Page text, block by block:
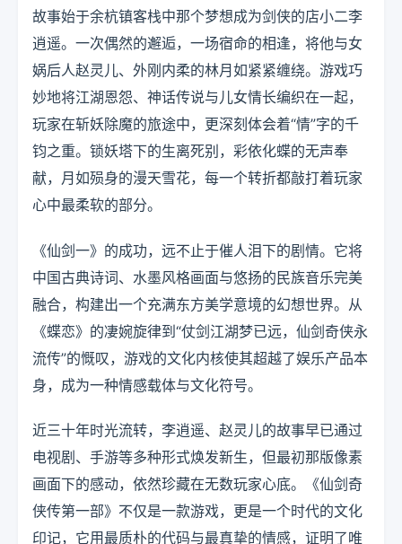
故事始于余杭镇客栈中那个梦想成为剑侠的店小二李
逍遥。一次偶然的邂逅，一场宿命的相逢，将他与女
娲后人赵灵儿、外刚内柔的林月如紧紧缠绕。游戏巧
妙地将江湖恩怨、神话传说与儿女情长编织在一起，
玩家在斩妖除魔的旅途中，更深刻体会着“情”字的千
钧之重。锁妖塔下的生离死别，彩依化蝶的无声奉
献，月如殒身的漫天雪花，每一个转折都敲打着玩家
心中最柔软的部分。
《仙剑一》的成功，远不止于催人泪下的剧情。它将
中国古典诗词、水墨风格画面与悠扬的民族音乐完美
融合，构建出一个充满东方美学意境的幻想世界。从
《蝶恋》的凄婉旋律到“仗剑江湖梦已远，仙剑奇侠永
流传”的慨叹，游戏的文化内核使其超越了娱乐产品本
身，成为一种情感载体与文化符号。
近三十年时光流转，李逍遥、赵灵儿的故事早已通过
电视剧、手游等多种形式焕发新生，但最初那版像素
画面下的感动，依然珍藏在无数玩家心底。《仙剑奇
侠传第一部》不仅是一款游戏，更是一个时代的文化
印记，它用最质朴的代码与最真挚的情感，证明了唯